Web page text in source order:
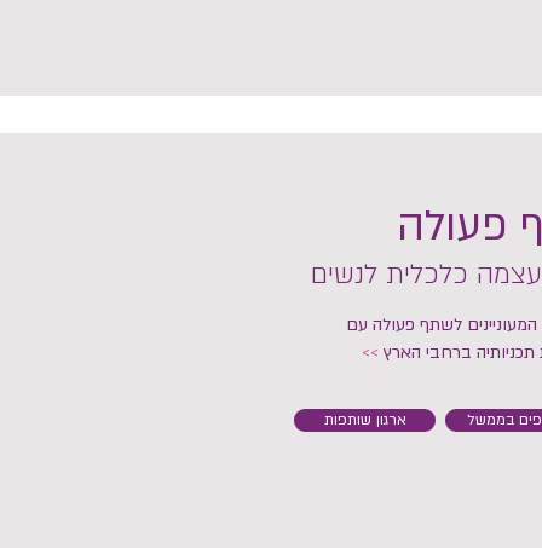
פעולה
כלכלית לנשים
המעוניינים לשתף פעולה עם
ברחבי הארץ >>
ארגון שותפות בממשל